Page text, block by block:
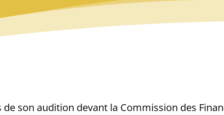
de son audition devant la Commission des